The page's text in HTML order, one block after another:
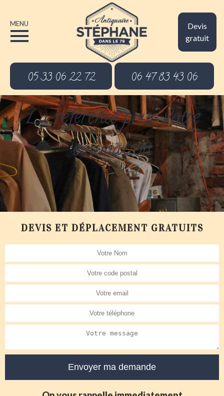
Devis
gratuit
MENU
05 33 06 22 72 06 47 83 43 06
La référence pour votre
estimation
DEVIS ET DÉPLACEMENT GRATUITS